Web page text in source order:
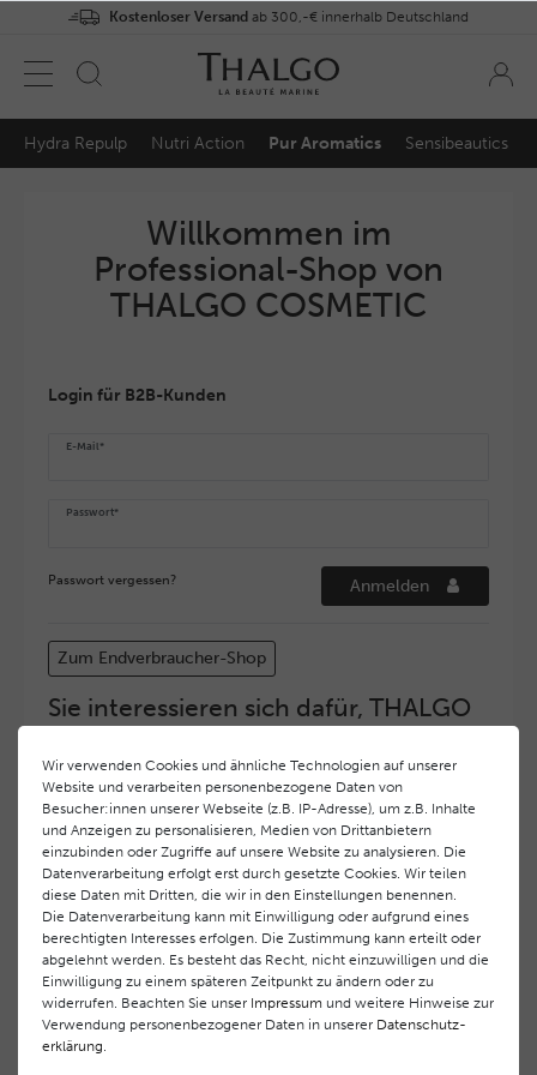
Kostenloser Versand ab 300,-€ innerhalb Deutschland
Hydra Repulp Nutri Action Pur Aromatics Sensibeautics
Willkommen im
Professional-Shop von
THALGO COSMETIC
Login für B2B-Kunden
E-Mail*
Passwort*
Passwort vergessen? Anmelden
Zum Endverbraucher-Shop
Sie interessieren sich dafür, THALGO
COSMETIC Partner und Depositär zu
werden?
Hohe Servicequalität und ein exzellentes Markenimage
haben bei
THALGO COSMETIC oberste Priorität.
Anspruchsvollen Endverbrauchern möchten wir ein
hohes Qualitätsniveau und gleichzeitig eine
überdurchschnittliche Behandlungs- und Serviceleistung
gewährleisten. Deshalb haben wir ein selektives
Vertriebssystem eingeführt. THALGO COSMETICPartner
werden auf diese Weise wirtschaftlich unterstützt,
während Endverbrauchern eine stets gleichbleibend hohe
Dienstleistungsqualität und ein innovatives Produkt- und
Behandlungsprogramm geboten wird.
Wir verwenden Cookies und ähnliche Technologien auf unserer
Website und verarbeiten personenbezogene Daten von
Besucher:innen unserer Webseite (z.B. IP-Adresse), um z.B. Inhalte
und Anzeigen zu personalisieren, Medien von Drittanbietern
einzubinden oder Zugriffe auf unsere Website zu analysieren. Die
Datenverarbeitung erfolgt erst durch gesetzte Cookies. Wir teilen
diese Daten mit Dritten, die wir in den Einstellungen benennen.
Die Datenverarbeitung kann mit Einwilligung oder aufgrund eines
berechtigten Interesses erfolgen. Die Zustimmung kann erteilt oder
abgelehnt werden. Es besteht das Recht, nicht einzuwilligen und die
Einwilligung zu einem späteren Zeitpunkt zu ändern oder zu
widerrufen. Beachten Sie unser Impressum und weitere Hinweise zur
Verwendung personenbezogener Daten in unserer Daten­schutz­
erklärung.